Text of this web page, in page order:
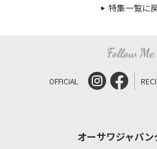
特集一覧に
OFFICIAL
オーサワジャパン